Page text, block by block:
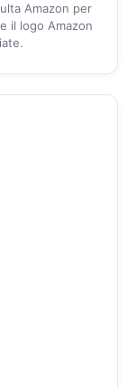
Amazon per
il logo Amazon